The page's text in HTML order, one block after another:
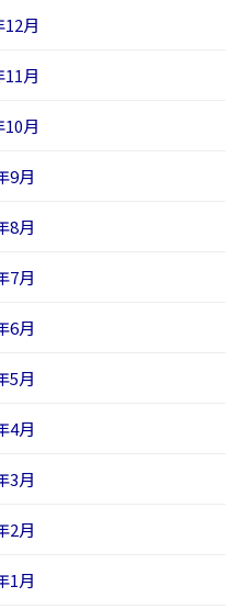
12月
11月
10月
9月
8月
7月
6月
5月
4月
3月
2月
1月